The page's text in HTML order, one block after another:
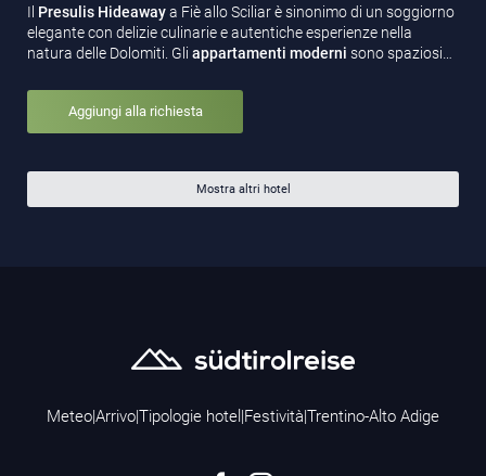
Il Presulis Hideawaya Fiè allo Sciliar è sinonimo di un soggiorno
elegante con delizie culinarie e autentiche esperienze nella
natura delle Dolomiti. Gli appartamenti moderni sono spaziosi…
Aggiungi alla richiesta
Mostra altri hotel
Meteo|Arrivo|Tipologie hotel |Festività|Trentino-Alto Adige